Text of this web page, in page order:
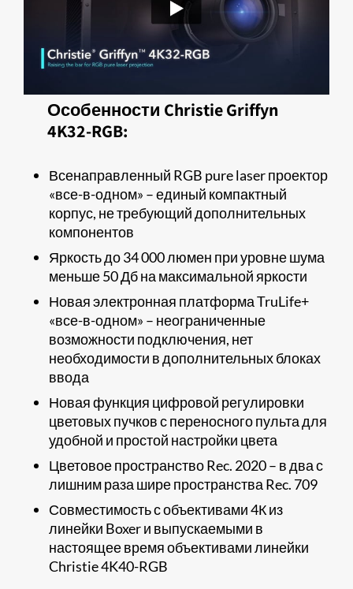
Особенности Christie Griffyn
4K32-RGB:
Всенаправленный RGB pure laser проектор
«все-в-одном» – единый компактный
корпус, не требующий дополнительных
компонентов
Яркость до 34 000 люмен при уровне шума
меньше 50 Дб на максимальной яркости
Новая электронная платформа TruLife+
«все-в-одном» – неограниченные
возможности подключения, нет
необходимости в дополнительных блоках
ввода
Новая функция цифровой регулировки
цветовых пучков с переносного пульта для
удобной и простой настройки цвета
Цветовое пространство Rec. 2020 – в два с
лишним раза шире пространства Rec. 709
Совместимость с объективами 4К из
линейки Boxer и выпускаемыми в
настоящее время объективами линейки
Christie 4K40-RGB